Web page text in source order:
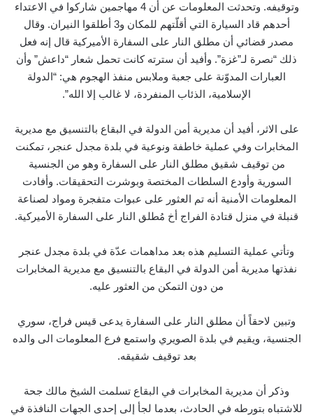
وتوقيفه. وتحدثت المعلومات عن أن 4 مهاجمين شاركوا في الاعتداء
أحدهم قاد السيارة التي أقلّتهم للمكان و3 أطلقوا النيران. وقال
مصدر قضائي أن مطلق النار على السفارة الأميركية قال إنه فعل
ذلك “نصرة لـ”غزة”. وأفيد أن سترته كانت تحمل شعار “داعش” وأن
العبارات المدوّنة على جعبة وملابس منفذ الهجوم هي: “الدولة
الإسلامية، الذئاب المنفردة، لا غالب إلا الله”.
على الاثر، أفيد أن مديرية أمن الدولة في البقاع بالتنسيق مع مديرية
المخابرات وفي عملية خاطفة ونوعية في بلدة مجدل عنجر، تمكنت
من توقيف شقيق مطلق النار على السفارة وهو من الجنسية
السورية وأودع السلطات المختصة وبوشرت التحقيقات. وأفادت
المعلومات الأمنية أنه تم العثور على عبوات متفجرة ومواد لصناعة
قنبلة في منزل قتادة الفراج أخ مُطلق النار على السفارة الأميركية.
وتأتي عملية التسليم هذه بعد مداهمات عدّة في بلدة مجدل عنجر
نفذتها مديرية أمن الدولة في البقاع بالتنسيق مع مديرية المخابرات
من دون التمكن من العثور عليه.
وتبين لاحقاً أن مطلق النار على السفارة يدعى قيس فراج، سوري
الجنسية، ويقيم في بلدة الصويري واستمع فرع المعلومات الى والده
بعد توقيف شقيقه.
وذكر أن مديرية المخابرات في البقاع تسلمت الشيخ مالك جحة
للاشتباه بتورطه في الحادث، بعدما لجأ إلى إحدى الجهات النافذة في